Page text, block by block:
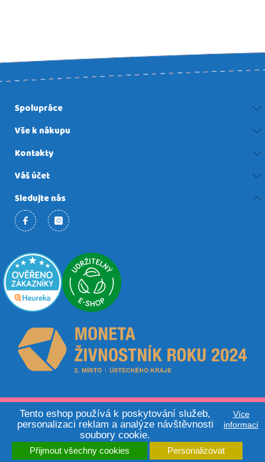
Tento eshop používá k poskytování služeb,
personalizaci reklam a analýze návštěvnosti
soubory cookie.
Více
informací
Přijmout všechny cookies Personalizovat
Spolupráce
Vše k nákupu
Kontakty
Váš účet
Sledujte nás
© 2026 - Activity Board.cz | Made byTomáš Zmuda